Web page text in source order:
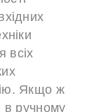
всіх
Якщо ж
в ручному